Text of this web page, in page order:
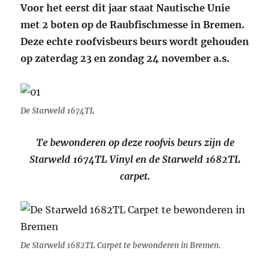
Voor het eerst dit jaar staat Nautische Unie
met 2 boten op de Raubfischmesse in Bremen.
Deze echte roofvisbeurs beurs wordt gehouden
op zaterdag 23 en zondag 24 november a.s.
De Starweld 1674TL
Te bewonderen op deze roofvis beurs zijn de
Starweld 1674TL Vinyl en de Starweld 1682TL
carpet.
De Starweld 1682TL Carpet te bewonderen in Bremen.